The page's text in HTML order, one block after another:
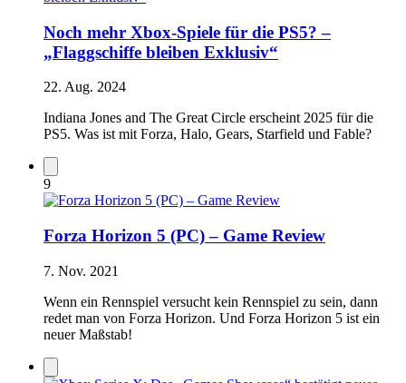
Noch mehr Xbox-Spiele für die PS5? –
„Flaggschiffe bleiben Exklusiv“
22. Aug. 2024
Indiana Jones and The Great Circle erscheint 2025 für die
PS5. Was ist mit Forza, Halo, Gears, Starfield und Fable?
9
Forza Horizon 5 (PC) – Game Review
7. Nov. 2021
Wenn ein Rennspiel versucht kein Rennspiel zu sein, dann
redet man von Forza Horizon. Und Forza Horizon 5 ist ein
neuer Maßstab!